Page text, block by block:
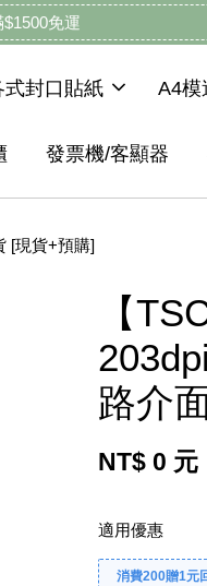
免運
式封口貼紙 A4模
發票機/客顯器
[現貨+預購]
【
路介
NT$ 0 元
適用優惠
消費200贈1元